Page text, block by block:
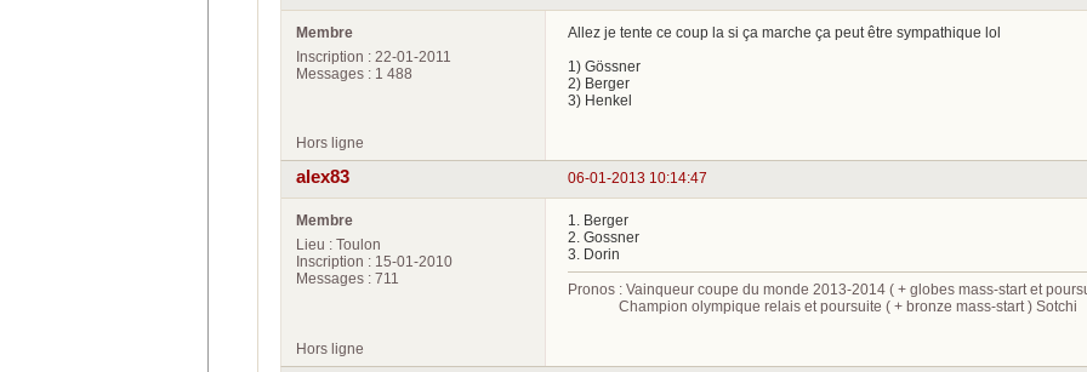
Membre
Inscription : 22-01-2011
Messages : 1 488
Allez je tente ce coup la si ça marche ça peut être sympathique lol
1) Gössner
2) Berger
3) Henkel
Hors ligne
06-01-2013 10:14:47
alex83
Membre
Lieu : Toulon
Inscription : 15-01-2010
Messages : 711
1. Berger
2. Gossner
3. Dorin
Pronos : Vainqueur coupe du monde 2013-2014 ( + globes mass-start et
Champion olympique relais et poursuite ( + bronze mass-start ) Sotchi
Hors ligne